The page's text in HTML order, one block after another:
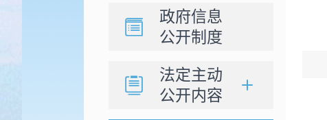
政府信息
公开制度
法定主动
公开内容